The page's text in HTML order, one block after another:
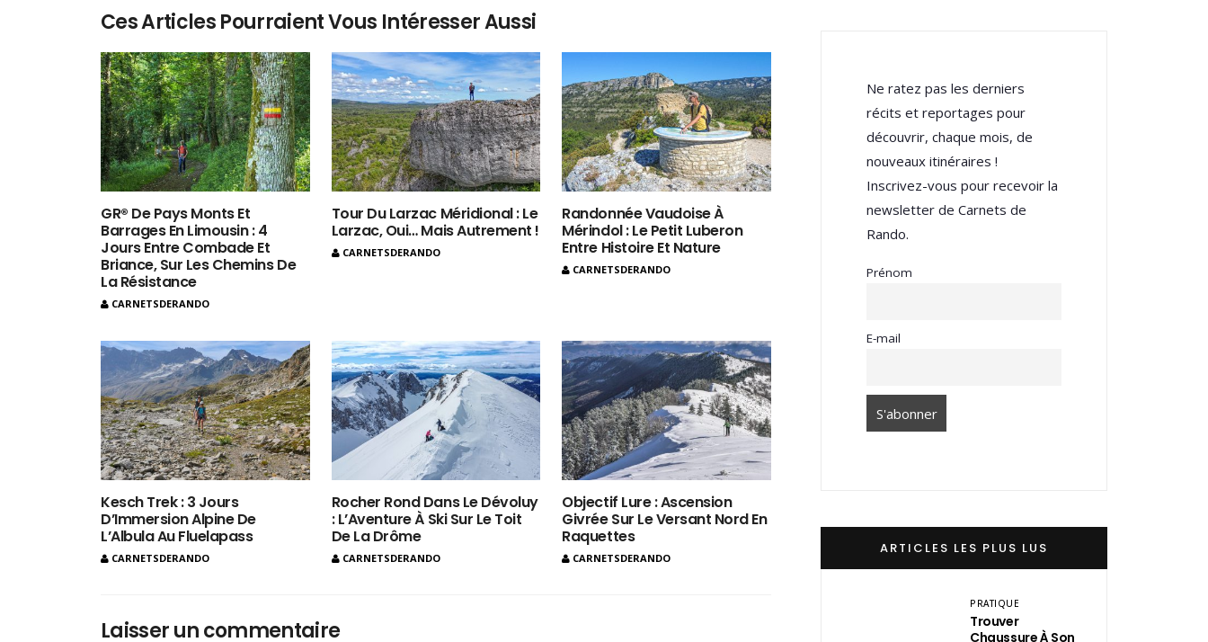
Ces Articles Pourraient Vous Intéresser Aussi
GR® De Pays Monts Et
Barrages En Limousin : 4
Jours Entre Combade Et
Briance, Sur Les Chemins De
La Résistance
CARNETSDERANDO
Tour Du Larzac Méridional : Le
Larzac, Oui… Mais Autrement !
CARNETSDERANDO
Randonnée Vaudoise À
Mérindol : Le Petit Luberon
Entre Histoire Et Nature
CARNETSDERANDO
Kesch Trek : 3 Jours
D’Immersion Alpine De
L’Albula Au Fluelapass
CARNETSDERANDO
Rocher Rond Dans Le Dévoluy
: L’Aventure À Ski Sur Le Toit
De La Drôme
CARNETSDERANDO
Objectif Lure : Ascension
Givrée Sur Le Versant Nord En
Raquettes
CARNETSDERANDO
Laisser un commentaire
Ne ratez pas les derniers
récits et reportages pour
découvrir, chaque mois, de
nouveaux itinéraires !
Inscrivez-vous pour recevoir la
newsletter de Carnets de
Rando.
Prénom
E-mail
ARTICLES LES PLUS LUS
PRATIQUE
Trouver
Chaussure À Son